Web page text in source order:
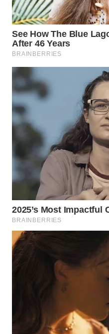
WN
PAKPAK
WN
KARAWANG
WN
BEKASI
BOGOR
DEPOK
WN
TAPANULI
UTARA
WN
SAMOSIR
LAWAS
WN
SUMEDANG